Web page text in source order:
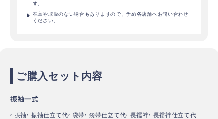
す。
在庫や取扱のない場合もありますので、予め各店舗へお問い合わせ
ください。
ご購入セット内容
振袖一式
振袖 振袖仕立て代 袋帯 袋帯仕立て代 長襦袢 長襦袢仕立て代